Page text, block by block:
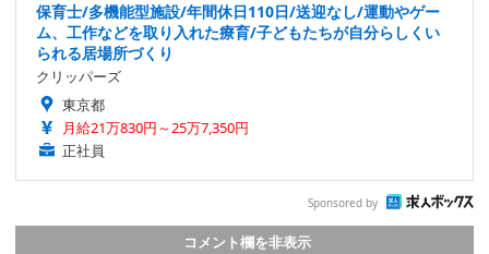
保育士/多機能型施設/年間休日110日/送迎なし/運動やゲー
ム、工作などを取り入れた療育/子どもたちが自分らしくい
られる居場所づくり
クリッパーズ
東京都
月給21万830円～25万7,350円
正社員
Sponsored by
コメント欄を非表示